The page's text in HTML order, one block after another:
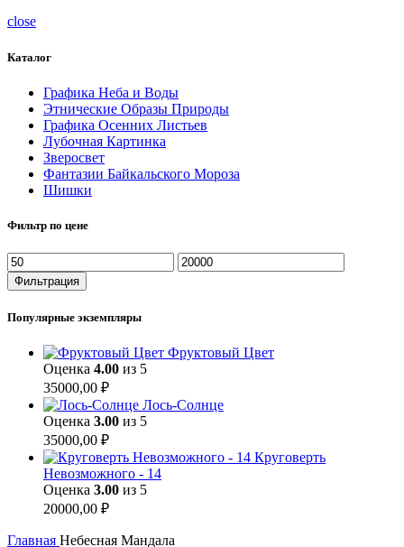
close
Каталог
Графика Неба и Воды
Этнические Образы Природы
Графика Осенних Листьев
Лубочная Картинка
Зверосвет
Фантазии Байкальского Мороза
Шишки
Фильтр по цене
Минимальная
цена
Максимальная
цена
Фильтрация
Популярные экземпляры
Фруктовый Цвет
Оценка 4.00 из 5
35000,00 ₽
Лось-Солнце
Оценка 3.00 из 5
35000,00 ₽
Круговерть
Невозможного - 14
Оценка 3.00 из 5
20000,00 ₽
Главная Небесная Мандала